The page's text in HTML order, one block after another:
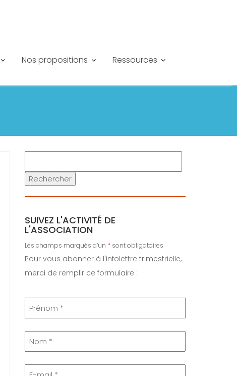
Nos propositions Ressources
Rechercher
SUIVEZ L'ACTIVITÉ DE
L'ASSOCIATION
Les champs marqués d’un *sont obligatoires
Pour vous abonner à l'infolettre trimestrielle,
merci de remplir ce formulaire :